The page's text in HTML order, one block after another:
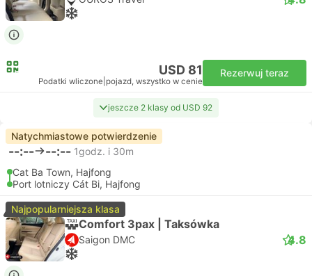
USD 81
Podatki wliczone pojazd, wszystko w cenie
Rezerwuj teraz
jeszcze 2 klasy od USD 92
Natychmiastowe potwierdzenie
--:-- --:-- 1godz. i 30m
Cat Ba Town, Hajfong
Port lotniczy Cát Bi, Hajfong
Najpopularniejsza klasa
Comfort 3pax | Taksówka
Saigon DMC 4.8